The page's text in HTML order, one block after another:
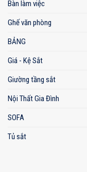
Bàn làm việc
Ghế văn phòng
BẢNG
Giá - Kệ Sắt
Giường tầng sắt
Nội Thất Gia Đình
SOFA
Tủ sắt